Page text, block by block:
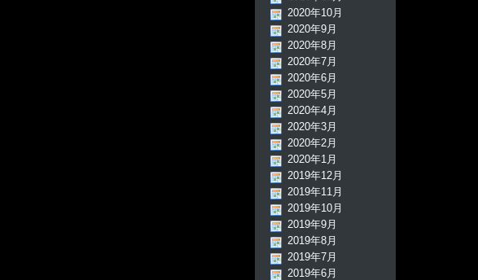
2020年10月
2020年9月
2020年8月
2020年7月
2020年6月
2020年5月
2020年4月
2020年3月
2020年2月
2020年1月
2019年12月
2019年11月
2019年10月
2019年9月
2019年8月
2019年7月
2019年6月